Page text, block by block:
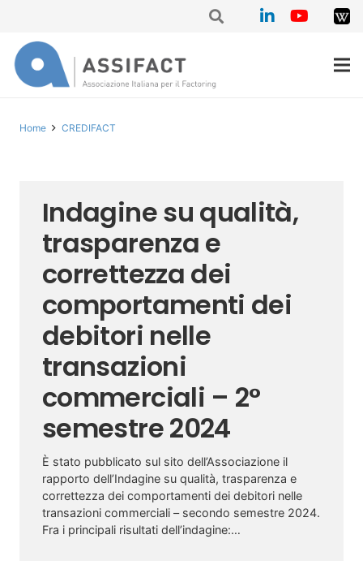
Home CREDIFACT
Indagine su qualità,
trasparenza e
correttezza dei
comportamenti dei
debitori nelle
transazioni
commerciali – 2°
semestre 2024
È stato pubblicato sul sito dell’Associazione il
rapporto dell’Indagine su qualità, trasparenza e
correttezza dei comportamenti dei debitori nelle
transazioni commerciali – secondo semestre 2024.
Fra i principali risultati dell’indagine:…